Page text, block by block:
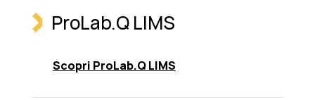
ProLab.Q LIMS
Scopri ProLab.Q LIMS